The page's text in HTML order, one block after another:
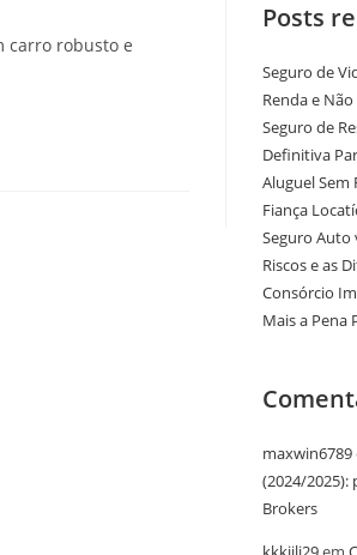
carro robusto e
Posts
Seguro de
Renda e
Seguro de
Definitiva
Aluguel Sem
Fiança
Seguro Auto
Riscos e as
Consórcio
Mais a Pena
maxwin6789
(2024/2025):
Brokers